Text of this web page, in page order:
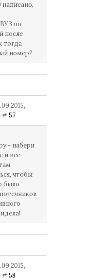
по
после
тогда
номер?
#57
- набери
и все
чтобы
было
#58